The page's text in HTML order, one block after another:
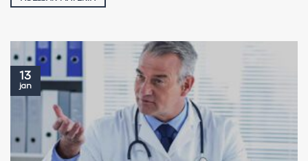
13
jan